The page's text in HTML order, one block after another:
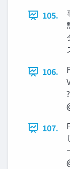
105.
106.
107.